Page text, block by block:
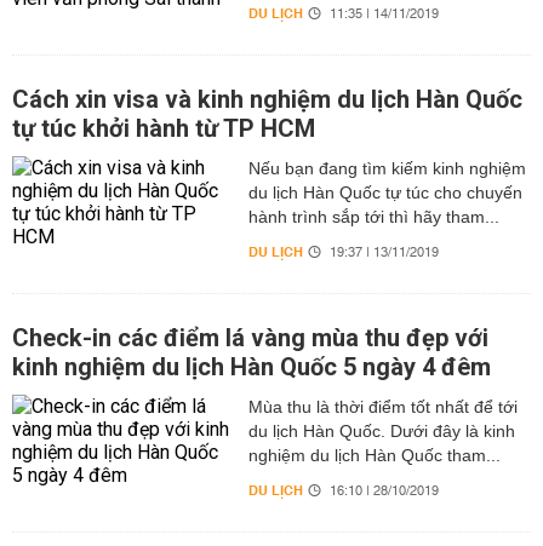
DU LỊCH 11:35 | 14/11/2019
Cách xin visa và kinh nghiệm du lịch Hàn Quốc
tự túc khởi hành từ TP HCM
Nếu bạn đang tìm kiếm kinh nghiệm
du lịch Hàn Quốc tự túc cho chuyến
hành trình sắp tới thì hãy tham...
DU LỊCH 19:37 | 13/11/2019
Check-in các điểm lá vàng mùa thu đẹp với
kinh nghiệm du lịch Hàn Quốc 5 ngày 4 đêm
Mùa thu là thời điểm tốt nhất để tới
du lịch Hàn Quốc. Dưới đây là kinh
nghiệm du lịch Hàn Quốc tham...
DU LỊCH 16:10 | 28/10/2019